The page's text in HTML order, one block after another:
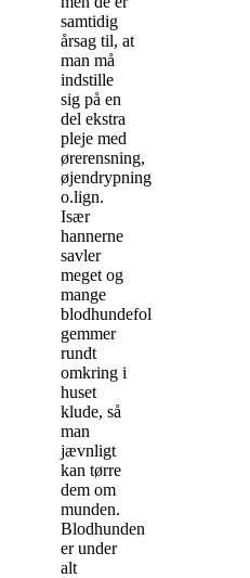
samtidig
årsag til, at
man må
indstille
sig på en
del ekstra
pleje med
ørerensning,
øjendrypning
o.lign.
Især
hannerne
savler
meget og
mange
blodhundefolk
gemmer
rundt
omkring i
huset
klude, så
man
jævnligt
kan tørre
dem om
munden.
Blodhunden
er under
alt